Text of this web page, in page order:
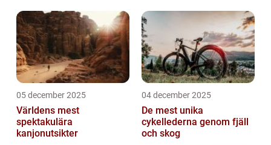
05 december 2025
Världens mest
spektakulära
kanjonutsikter
04 december 2025
De mest unika
cykellederna genom fjäll
och skog